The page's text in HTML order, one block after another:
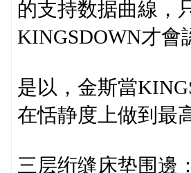
的支持数据曲線，
KINGSDOWN才會
是以，金斯當
在恬静度上做到最
三层绗缝床垫围邊